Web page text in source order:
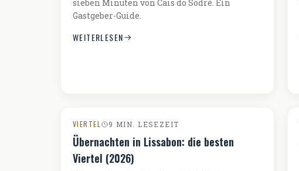
sieben Minuten von Cais do Sodré. Ein
Gastgeber-Guide.
WEITERLESEN
VIERTEL 9 MIN. LESEZEIT
Übernachten in Lissabon: die besten
Viertel (2026)